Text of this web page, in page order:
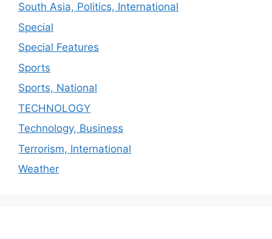
South Asia, Politics, International
Special
Special Features
Sports
Sports, National
TECHNOLOGY
Technology, Business
Terrorism, International
Weather